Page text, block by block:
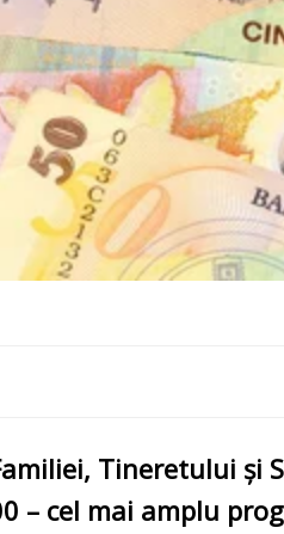
Tineretului și
– cel mai amplu